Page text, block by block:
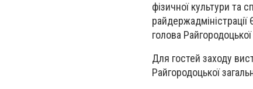
фізичної культури та
голова
Для гостей заходу
Райгородоцької